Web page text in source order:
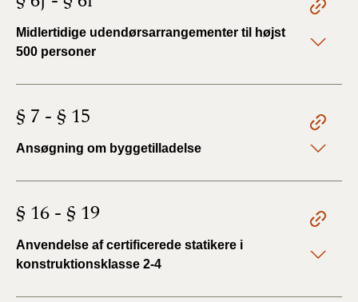
Midlertidige udendørsarrangementer til højst
500 personer
§ 7 - § 15
Ansøgning om byggetilladelse
§ 16 - § 19
Anvendelse af certificerede statikere i
konstruktionsklasse 2-4